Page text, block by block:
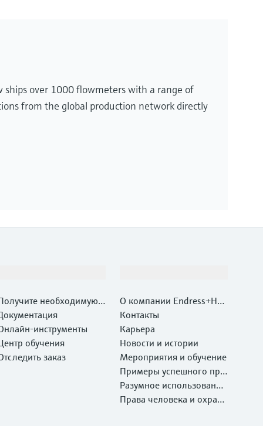
ships over 1000 flowmeters with a range of
from the global production network directly
необходимую п
быстро!
инструменты
обучения
заказ
О компании Endress+Hau
ser
Контакты
Карьера
Новости и истории
Мероприятия и обучение
Примеры успешного при
менения
Разумное использование
ресурсов
Права человека и охрана